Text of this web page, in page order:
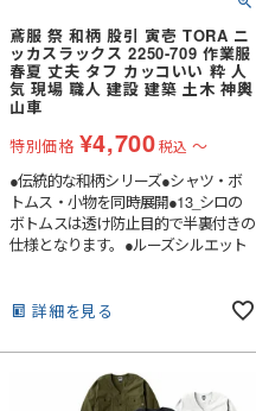
鳶服 祭 和柄 股引 寅壱 TORA ニ
ッカスラックス 2250-709 作業服
春夏 丈夫 タフ カッコいい 粋 人
気 現場 職人 建設 建築 土木 神輿
山車
特別価格 ¥4,700税込 〜
●伝統的な和柄シリーズ●シャツ・ボ
トムス・小物を同時展開●13_シロの
ボトムスは透け防止目的で半裏付きの
仕様となります。●ルーズシルエット
詳細を見る